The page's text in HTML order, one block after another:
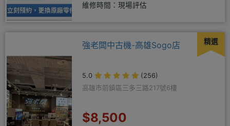
維修時間：現場評估
精選
強老闆中古機-高雄Sogo店
5.0
(256)
高雄市前鎮區三多三路217號6樓
$8,500